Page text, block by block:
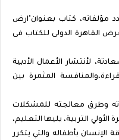
مؤلفاته، كتاب بعنوان"ارض
القاهرة الدولى للكتاب فى
لأنتشار الأعمال الأدبية
المثمرة بين
وطرق معالجته للمشكلات
التربية، يليها التعليم،
الإنسان بأطفاله والتي يتكرر